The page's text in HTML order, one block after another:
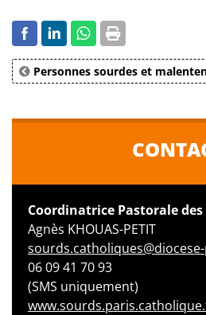
Personnes sourdes et
Coordinatrice Pastorale des
Agnès KHOUAS-PETIT
06 09 41 70 93
(SMS uniquement)